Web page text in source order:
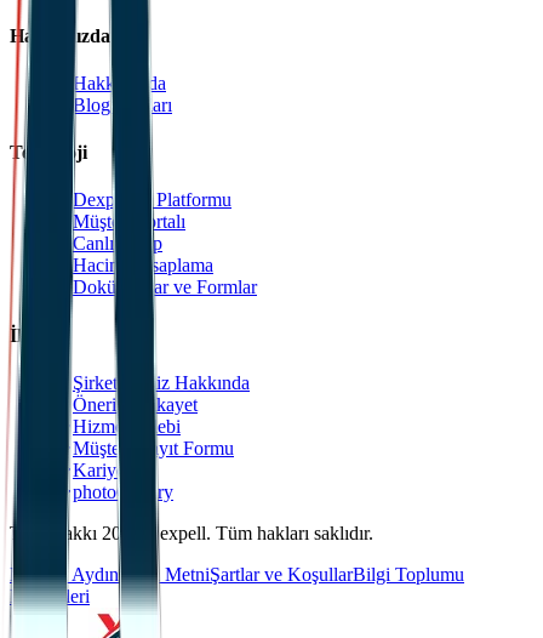
Hakkımızda
Hakkımızda
Blog Yazıları
Teknoloji
Dexpell.ai Platformu
Müşteri Portalı
Canlı Takip
Hacim Hesaplama
Dokümanlar ve Formlar
İletişim
Şirketlerimiz Hakkında
Öneri & Şikayet
Hizmet Talebi
Müşteri Kayıt Formu
Kariyer
photoGallery
Telif Hakkı 2025 Dexpell. Tüm hakları saklıdır.
KVKK Aydınlatma MetniŞartlar ve KoşullarBilgi Toplumu
Hizmetleri